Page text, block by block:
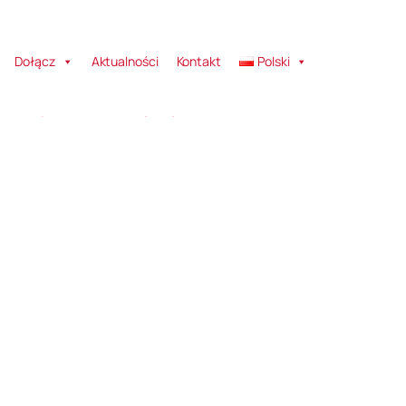
Dołącz Aktualności Kontakt Polski